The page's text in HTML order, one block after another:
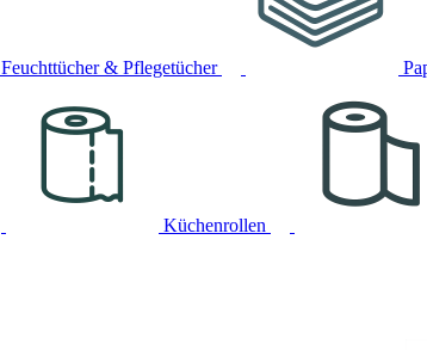
Feuchttücher & Pflegetücher
Küchenrollen